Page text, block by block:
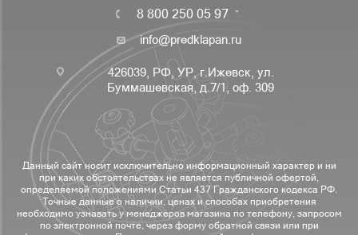
8 800 250 05 97
info@predklapan.ru
426039, РФ, УР, г.Ижевск, ул.
Буммашевская, д.7/1, оф. 309
Данный сайт носит исключительно информационный характер и ни
при каких обстоятельствах не является публичной офертой,
определяемой положениями Статьи 437 Гражданского кодекса РФ.
Точные данные о наличии, ценах и способах приобретения
необходимо узнавать у менеджеров магазина по телефону, запросом
по электронной почте, через форму обратной связи или при